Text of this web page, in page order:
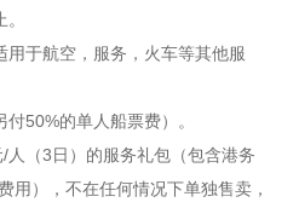
用于航空，服务，火车等其他服
50%的单人船票费）。
（3日）的服务礼包（包含港务
用），不在任何情况下单独售卖，